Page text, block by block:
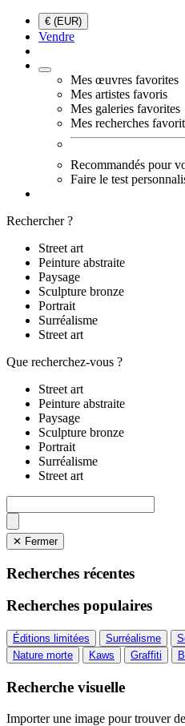
€ (EUR)
Vendre
Mes œuvres favorites
Mes artistes favoris
Mes galeries favorites
Mes recherches
Recommandés pour
Faire le test
Rechercher ?
Street art
Peinture abstraite
Paysage
Sculpture bronze
Portrait
Surréalisme
Street art
Que recherchez-vous ?
Street art
Peinture abstraite
Paysage
Sculpture bronze
Portrait
Surréalisme
Street art
✕ Fermer
Recherches récentes
Recherches populaires
Éditions limitées Surréalisme
Nature morte
Kaws Graffiti
Recherche visuelle
Importer une image pour trouver